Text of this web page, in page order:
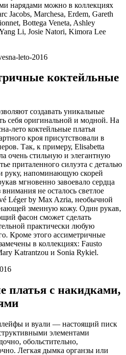
нарядами можно в коллекциях
Jacobs, Marchesa, Erdem, Gareth
Bottega Veneta, Ashley
Li, Josie Natori, Kimora Lee
коктейльные
создавать уникальные
себя оригинальной и модной. На
лето коктейльные платья
кроя присутствовали в
Так, к примеру, Elisabetta
очень стильную и элегантную
приталенного силуэта с деталью
руку, напоминающую скорей
мгновенно завоевало сердца
не осталось светлое
Léger by Max Azria, необычной
змеиную кожу. Один рукав,
фасон сможет сделать
практически любую
Кроме этого ассиметричные
в коллекциях: Fausto
Katrantzou и Sonia Rykiel.
платья с накидками,
и вуали — настоящий писк
элементами
обольстительно,
Легкая дымка органзы или